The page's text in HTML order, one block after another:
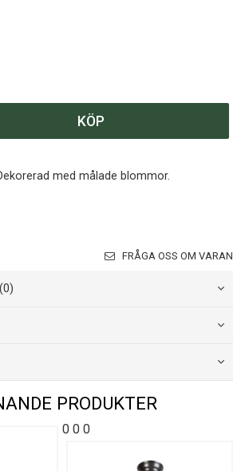
KÖP
med målade blommor.
FRÅGA OSS OM VARAN
PRODUKTER
0 0 0